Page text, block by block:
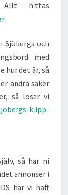
hittas
och
med
hur det är, så
andra saker
så löser vi
klipp-
så har ni
annonser i
har vi haft